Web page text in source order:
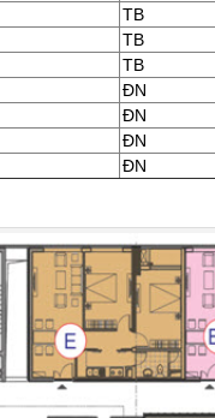
TB
TB
TB
ĐN
ĐN
ĐN
ĐN